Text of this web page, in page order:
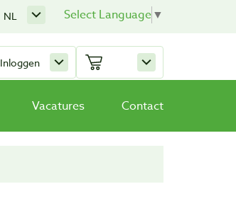
Select Language▼
NL
Inloggen
Vacatures Contact